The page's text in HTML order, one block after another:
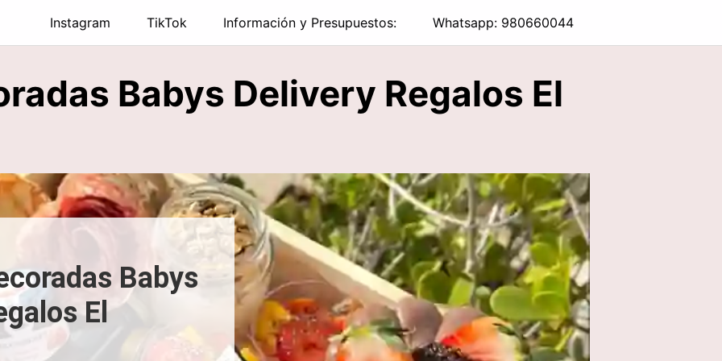
Instagram TikTok Información y Presupuestos: Whatsapp: 980660044
Babys Delivery Regalos El
Babys
El